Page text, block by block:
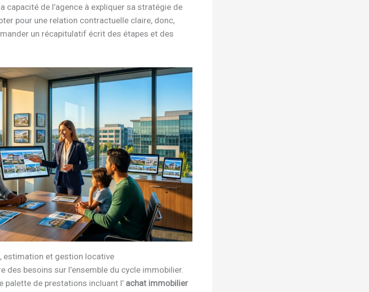
de l’agence à expliquer sa stratégie de
pour une relation contractuelle claire, donc,
un récapitulatif écrit des étapes et des
estimation et gestion locative
des besoins sur l’ensemble du cycle immobilier.
palette de prestations incluant l’ achat immobilier